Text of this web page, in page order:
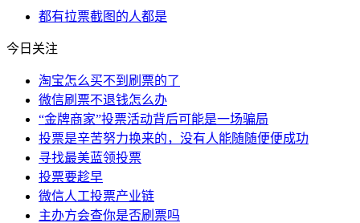
都有拉票截图 的人都是
今日关注
淘宝怎么买不到刷票的了
微信刷票不退钱怎么办
“金牌商家”投票活动背后可能是一场骗局
投票是辛苦努力换来的，没有人能随随便便成功
寻找最美蓝领投票
投票要趁早
微信人工投票产业链
主办方会查你是否刷票吗